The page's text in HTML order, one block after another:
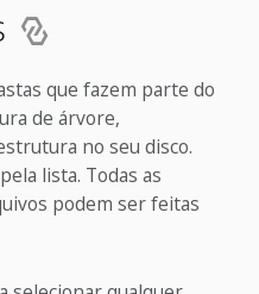
que fazem parte do
de árvore,
no seu disco.
lista. Todas as
podem ser feitas